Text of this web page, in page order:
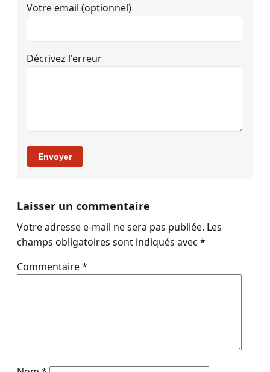
Votre email (optionnel)
Décrivez l'erreur
Envoyer
Laisser un commentaire
Votre adresse e-mail ne sera pas publiée. Les
champs obligatoires sont indiqués avec *
Commentaire*